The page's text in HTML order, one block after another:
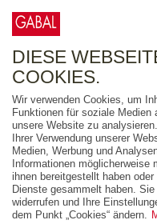
FREITEXT
AUSGABEART
AUS DER REIHE
ZUM THEMA
DIESE
COOKIES.
Wir verwenden Cookies, um
Funktionen für soziale
unsere Website zu
Ihrer Verwendung unserer
Medien, Werbung und
Informationen
ihnen bereitgestellt haben
Dienste gesammelt haben.
widerrufen und Ihre
dem Punkt „Cookies“ ändern.